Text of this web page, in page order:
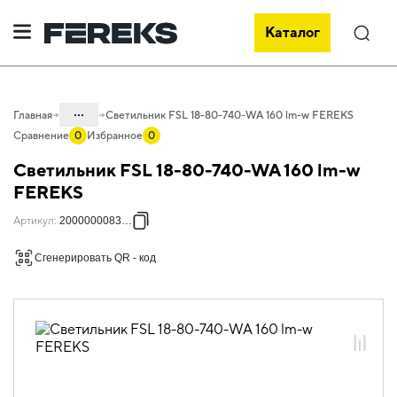
Каталог Поиск
Главная ...
Проектное освещение FEREKS
Светильники для наружного
Городское освещение
Светильник FSL 18-80-740-WA 160 lm-w FEREKS
Сравнение 0 Избранное 0
Светильник FSL 18-80-740-WA 160 lm-w
FEREKS
Артикул: 2000000083292
Сгенерировать QR - код